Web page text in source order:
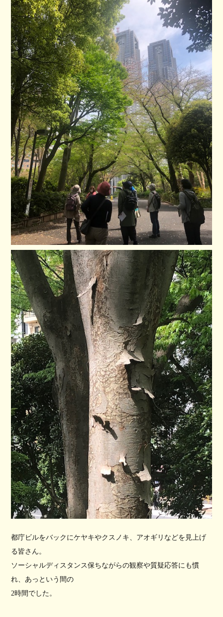
都庁ビルをバックにケヤキやクスノキ、アオギリなどを見上げ
る皆さん。
ソーシャルディスタンス保ちながらの観察や質疑応答にも慣
れ、あっという間の
2時間でした。